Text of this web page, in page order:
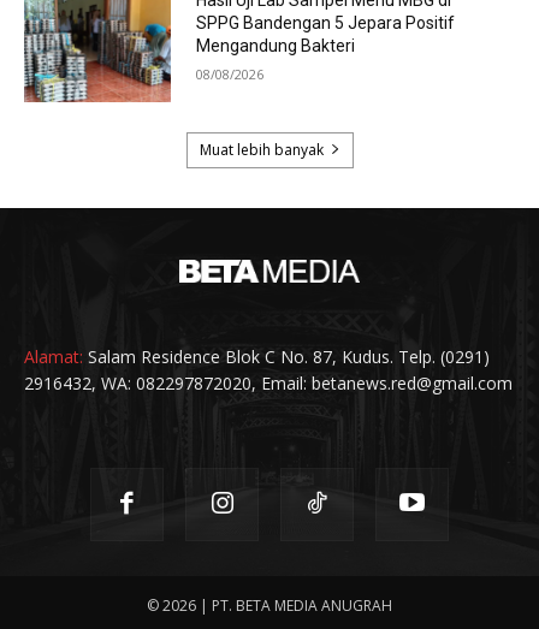
Alamat: Salam Residence Blok C No. 87, Kudus. Telp. (0291)
2916432, WA: 082297872020, Email: betanews.red@gmail.com
© 2026 | PT. BETA MEDIA ANUGRAH